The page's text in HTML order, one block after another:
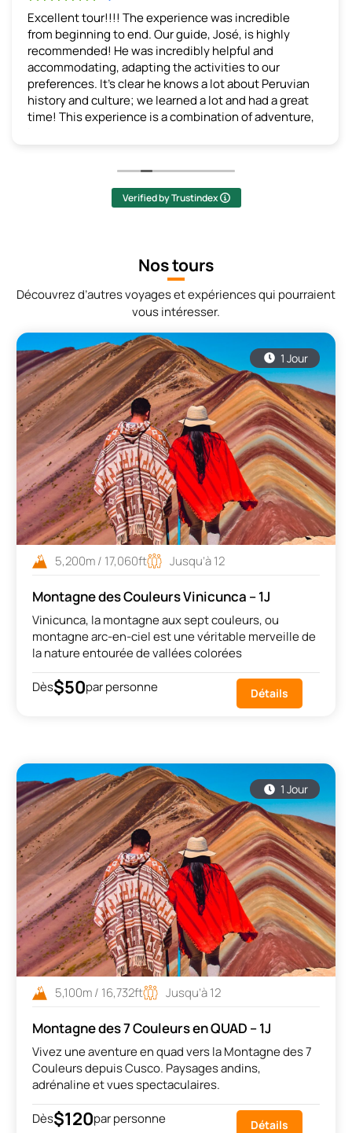
Excellent tour!!!! The experience was incredible
from beginning to end. Our guide, José, is highly
recommended! He was incredibly helpful and
accommodating, adapting the activities to our
preferences. It's clear he knows a lot about Peruvian
history and culture; we learned a lot and had a great
time! This experience is a combination of adventure,
Verified by Trustindex
Nos tours
Découvrez d’autres voyages et expériences qui pourraient
vous intéresser.
1 Jour
5,200m / 17,060ft Jusqu’à 12
Montagne des Couleurs Vinicunca – 1J
Vinicunca, la montagne aux sept couleurs, ou
montagne arc-en-ciel est une véritable merveille de
la nature entourée de vallées colorées
Dès$50par personne Détails
1 Jour
5,100m / 16,732ft Jusqu’à 12
Montagne des 7 Couleurs en QUAD – 1J
Vivez une aventure en quad vers la Montagne des 7
Couleurs depuis Cusco. Paysages andins,
adrénaline et vues spectaculaires.
Dès$120par personne Détails